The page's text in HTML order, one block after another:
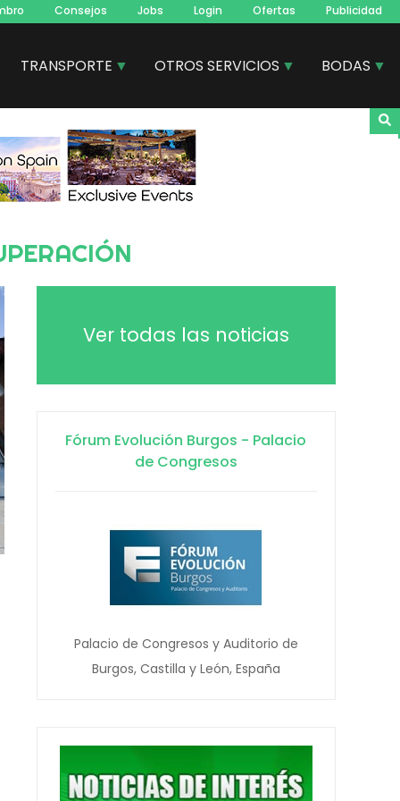
Consejos Jobs Login Ofertas Publicidad
TRANSPORTE OTROS SERVICIOS BODAS
Ver todas las noticias
Fórum Evolución Burgos - Palacio
de Congresos
Palacio de Congresos y Auditorio de
Burgos, Castilla y León, España